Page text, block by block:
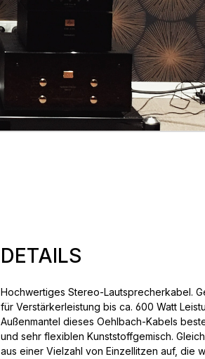
DETAILS
Hochwertiges Stereo-Lautsprecherkabel.
für Verstärkerleistung bis ca. 600 Watt
Außenmantel dieses Oehlbach-Kabels
und sehr flexiblen Kunststoffgemisch.
aus einer Vielzahl von Einzellitzen auf, die